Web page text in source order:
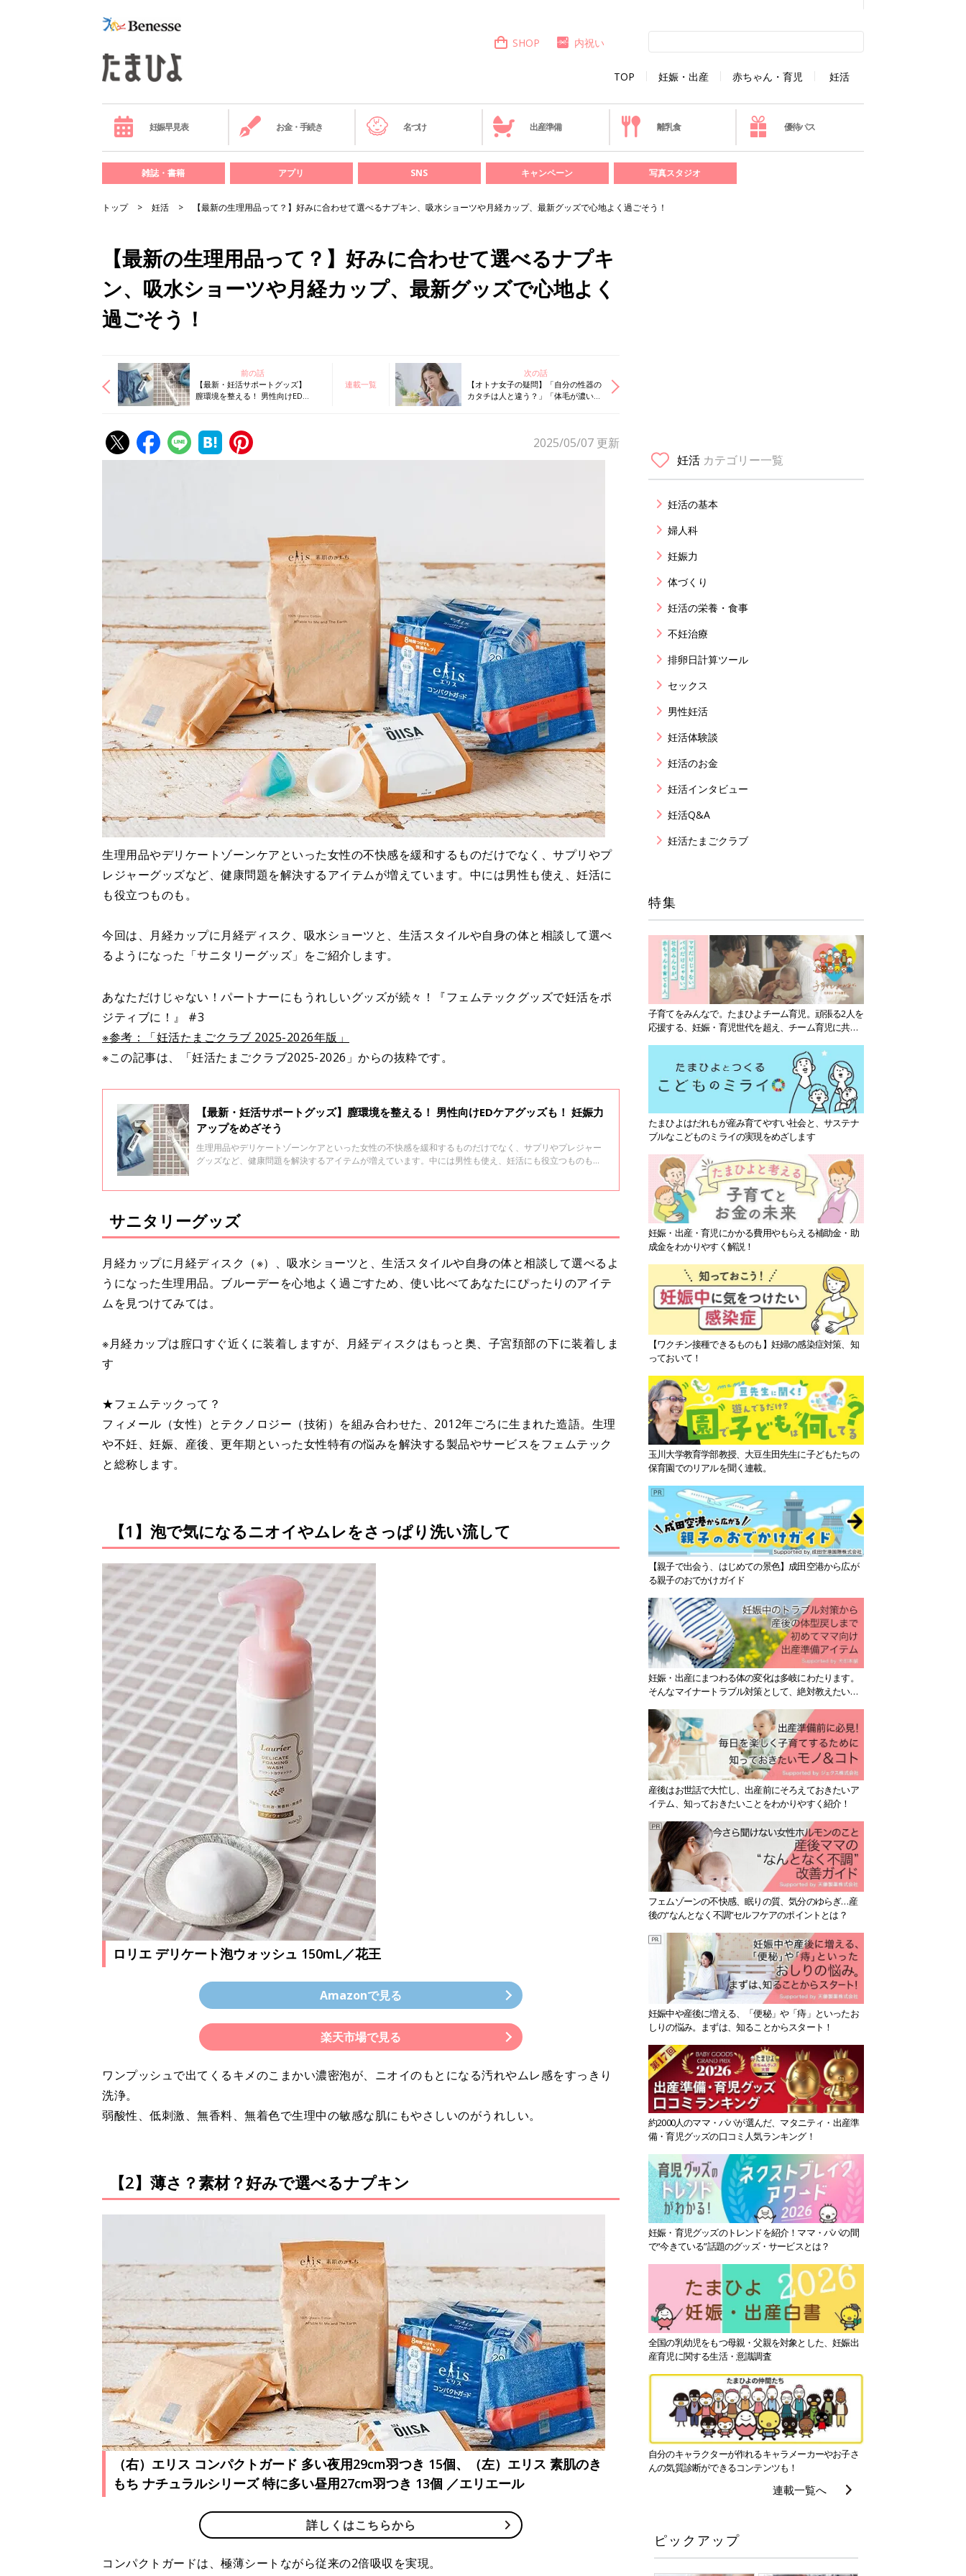
TOP 妊娠・出産 赤ちゃん・育児 妊活
SHOP 内祝い
妊娠早見表 お金・手続き 名づけ 出産準備 離乳食 優待パス
雑誌・書籍 アプリ SNS キャンペーン 写真スタジオ
トップ 妊活 【最新の生理用品って？】好みに合わせて選べるナプキン、吸水ショーツや月経カップ、最新グッズで心地よく過ごそう！
【最新の生理用品って？】好みに合わせて選べるナプキ
ン、吸水ショーツや月経カップ、最新グッズで心地よく
過ごそう！
前の話
【最新・妊活サポートグッズ】
膣環境を整える！ 男性向けEDケ
連載一覧
次の話
【オトナ女子の疑問】「自分の性器の
カタチは人と違う？」「体毛が濃いの
2025/05/07 更新
生理用品やデリケートゾーンケアといった女性の不快感を緩和するものだけでなく、サプリやプ
レジャーグッズなど、健康問題を解決するアイテムが増えています。中には男性も使え、妊活に
も役立つものも。
今回は、月経カップに月経ディスク、吸水ショーツと、生活スタイルや自身の体と相談して選べ
るようになった「サニタリーグッズ」をご紹介します。
あなただけじゃない！パートナーにもうれしいグッズが続々！『フェムテックグッズで妊活をポ
ジティブに！』 #3
※参考：「妊活たまごクラブ 2025-2026年版」
※この記事は、「妊活たまごクラブ2025-2026」からの抜粋です。
【最新・妊活サポートグッズ】膣環境を整える！ 男性向けEDケアグッズも！ 妊娠力
アップをめざそう
生理用品やデリケートゾーンケアといった女性の不快感を緩和するものだけでなく、サプリやプレジャー
グッズなど、健康問題を解決するアイテムが増えています。中には男性も使え、妊活にも役立つものも。
サニタリーグッズ
月経カップに月経ディスク（※）、吸水ショーツと、生活スタイルや自身の体と相談して選べるよ
うになった生理用品。ブルーデーを心地よく過ごすため、使い比べてあなたにぴったりのアイテ
ムを見つけてみては。
※月経カップは腟口すぐ近くに装着しますが、月経ディスクはもっと奥、子宮頚部の下に装着しま
す
★フェムテックって？
フィメール（女性）とテクノロジー（技術）を組み合わせた、2012年ごろに生まれた造語。生理
や不妊、妊娠、産後、更年期といった女性特有の悩みを解決する製品やサービスをフェムテック
と総称します。
【1】泡で気になるニオイやムレをさっぱり洗い流して
ロリエ デリケート泡ウォッシュ 150mL／花王
Amazonで見る
楽天市場で見る
ワンプッシュで出てくるキメのこまかい濃密泡が、ニオイのもとになる汚れやムレ感をすっきり
洗浄。
弱酸性、低刺激、無香料、無着色で生理中の敏感な肌にもやさしいのがうれしい。
【2】薄さ？素材？好みで選べるナプキン
（右）エリス コンパクトガード 多い夜用29cm羽つき 15個、（左）エリス 素肌のき
もち ナチュラルシリーズ 特に多い昼用27cm羽つき 13個 ／エリエール
詳しくはこちらから
コンパクトガードは、極薄シートながら従来の2倍吸収を実現。
妊活 カテゴリー一覧
妊活の基本
婦人科
妊娠力
体づくり
妊活の栄養・食事
不妊治療
排卵日計算ツール
セックス
男性妊活
妊活体験談
妊活のお金
妊活インタビュー
妊活Q&A
妊活たまごクラブ
特集
子育てをみんなで。たまひよチーム育児。頑張る2人を
応援する、妊娠・育児世代を超え、チーム育児に共感
たまひよはだれもが産み育てやすい社会と、サステナ
ブルなこどものミライの実現をめざします
妊娠・出産・育児にかかる費用やもらえる補助金・助
成金をわかりやすく解説！
【ワクチン接種できるものも】妊婦の感染症対策、知
っておいて！
玉川大学教育学部教授、大豆生田先生に子どもたちの
保育園でのリアルを聞く連載。
【親子で出会う、はじめての景色】成田空港から広が
る親子のおでかけガイド
妊娠・出産にまつわる体の変化は多岐にわたります。
そんなマイナートラブル対策として、絶対教えたい！
産後はお世話で大忙し、出産前にそろえておきたいア
イテム、知っておきたいことをわかりやすく紹介！
フェムゾーンの不快感、眠りの質、気分のゆらぎ…産
後の“なんとなく不調”セルフケアのポイントとは？
妊娠中や産後に増える、「便秘」や「痔」といったお
しりの悩み。まずは、知ることからスタート！
約2000人のママ・パパが選んだ、マタニティ・出産準
備・育児グッズの口コミ人気ランキング！
妊娠・育児グッズのトレンドを紹介！ママ・パパの間
で“今きている”話題のグッズ・サービスとは？
全国の乳幼児をもつ母親・父親を対象とした、妊娠出
産育児に関する生活・意識調査
自分のキャラクターが作れるキャラメーカーやお子さ
んの気質診断ができるコンテンツも！
連載一覧へ
ピックアップ